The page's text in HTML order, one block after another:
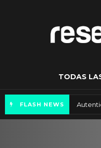
TODAS
FLASH NEWS